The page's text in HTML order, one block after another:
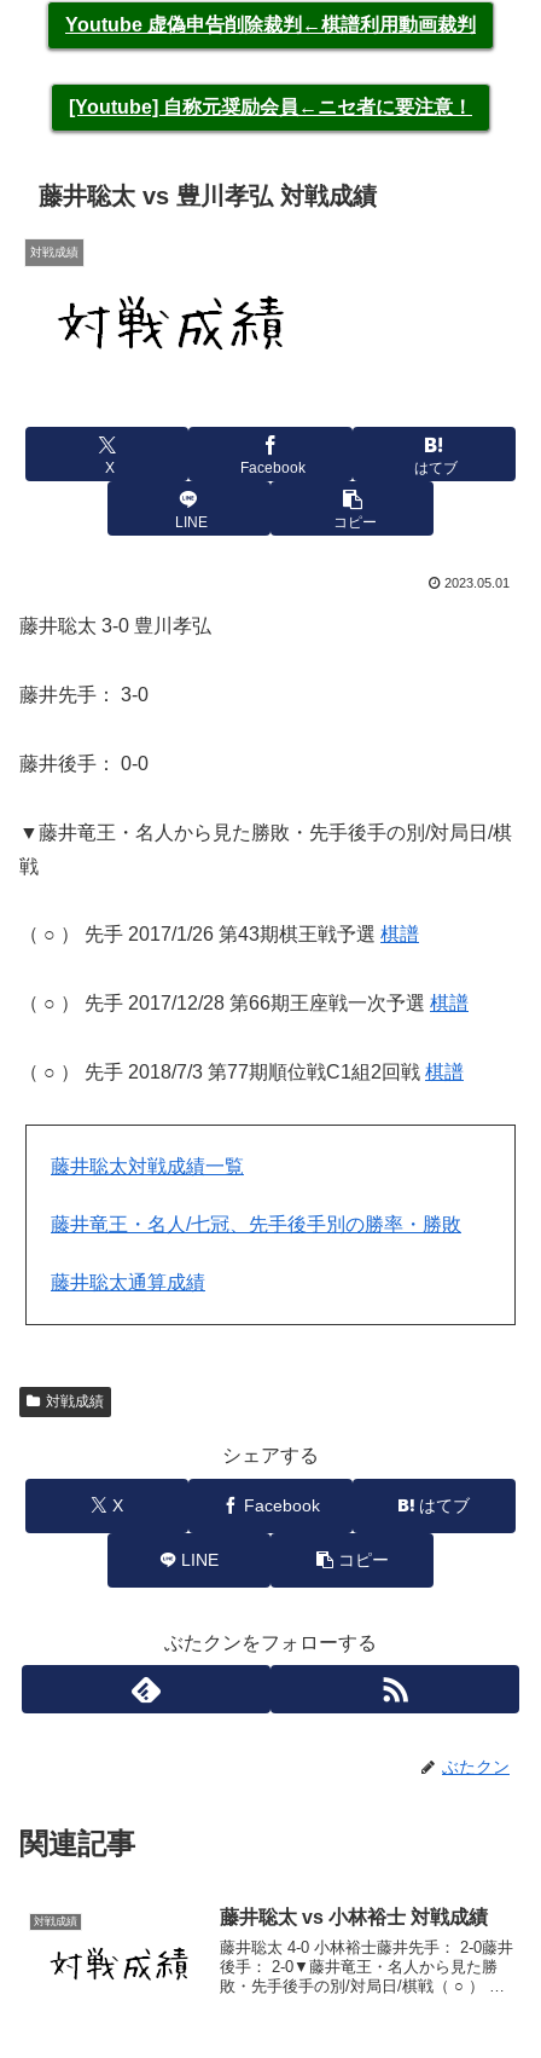
Youtube 虚偽申告削除裁判←棋譜利用動画裁判
[Youtube] 自称元奨励会員←ニセ者に要注意！
藤井聡太 vs 豊川孝弘 対戦成績
対戦成績
X Facebook はてブ
LINE コピー
2023.05.01
藤井聡太 3-0 豊川孝弘
藤井先手： 3-0
藤井後手： 0-0
▼藤井竜王・名人から見た勝敗・先手後手の別/対局日/棋
戦
（ ○ ） 先手 2017/1/26 第43期棋王戦予選 棋譜
（ ○ ） 先手 2017/12/28 第66期王座戦一次予選 棋譜
（ ○ ） 先手 2018/7/3 第77期順位戦C1組2回戦 棋譜
藤井聡太対戦成績一覧
藤井竜王・名人/七冠、先手後手別の勝率・勝敗
藤井聡太通算成績
対戦成績
シェアする
X Facebook はてブ
LINE コピー
ぶたクンをフォローする
ぶたクン
関連記事
対戦成績 藤井聡太 vs 小林裕士 対戦成績
藤井聡太 4-0 小林裕士藤井先手： 2-0藤井
後手： 2-0▼藤井竜王・名人から見た勝
敗・先手後手の別/対局日/棋戦（ ○ ） 後